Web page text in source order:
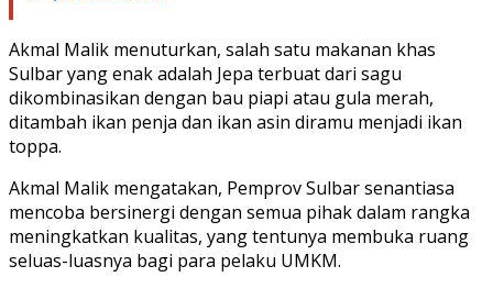
Akmal Malik menuturkan, salah satu makanan khas
Sulbar yang enak adalah Jepa terbuat dari sagu
dikombinasikan dengan bau piapi atau gula merah,
ditambah ikan penja dan ikan asin diramu menjadi ikan
toppa.
Akmal Malik mengatakan, Pemprov Sulbar senantiasa
mencoba bersinergi dengan semua pihak dalam rangka
meningkatkan kualitas, yang tentunya membuka ruang
seluas-luasnya bagi para pelaku UMKM.